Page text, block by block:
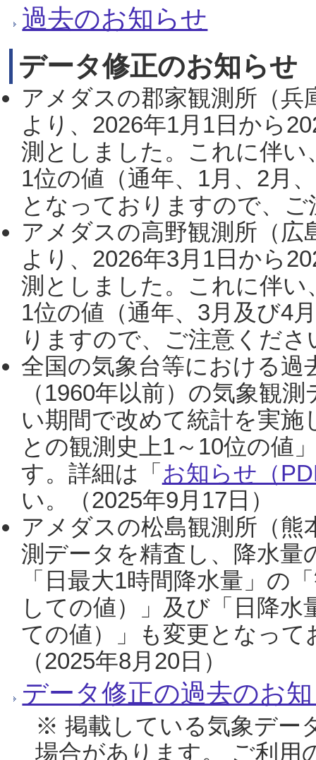
過去のお知らせ
データ修正のお知らせ
アメダスの郡家観測所（
より、2026年1月1日から
測としました。これに伴い
1位の値（通年、1月、2月
となっておりますので、
アメダスの高野観測所（
より、2026年3月1日から
測としました。これに伴い
1位の値（通年、3月及び4
りますので、ご注意くだ
全国の気象台等における過
（1960年以前）の気象観
い期間で改めて統計を実
との観測史上1～10位の値
す。詳細は「 お知らせ（
い。（2025年9月17日）
アメダスの松島観測所（熊
測データを精査し、降水
「日最大1時間降水量」の
しての値）」及び「日降
ての値）」も変更となっ
（2025年8月20日）
データ修正の過去のお
※ 掲載している気象デー
場合があります。 ご利用